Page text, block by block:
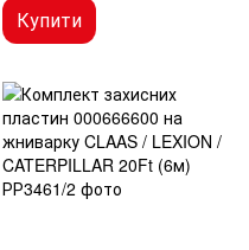
Купити